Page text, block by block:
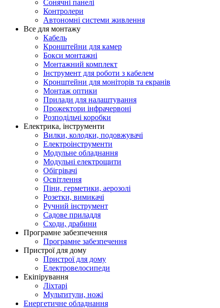
Сонячні панелі
Контролери
Автономні системи живлення
Все для монтажу
Кабель
Кронштейни для камер
Бокси монтажні
Монтажний комплект
Інструмент для роботи з кабелем
Кронштейни для моніторів та екранів
Монтаж оптики
Прилади для налаштування
Прожектори інфрачервоні
Розподільчі коробки
Електрика, інструменти
Вилки, колодки, подовжувачі
Електроінструменти
Модульне обладнання
Модульні електрощити
Обігрівачі
Освітлення
Піни, герметики, аерозолі
Розетки, вимикачі
Ручний інструмент
Садове приладдя
Сходи, драбини
Програмне забезпечення
Програмне забезпечення
Пристрої для дому
Пристрої для дому
Електровелосипеди
Екіпірування
Ліхтарі
Мультитули, ножі
Енергетичне обладнання